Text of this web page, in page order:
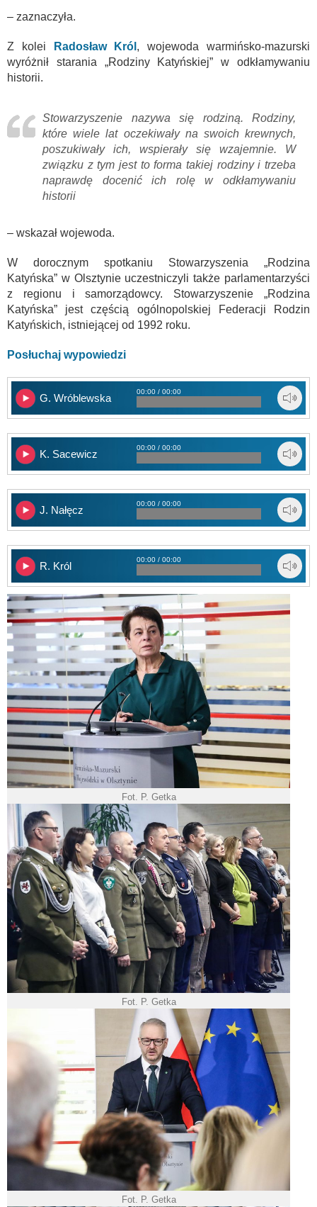
– zaznaczyła.
Z kolei Radosław Król , wojewoda warmińsko-mazurski
wyróżnił starania „Rodziny Katyńskiej” w odkłamywaniu
historii.
Stowarzyszenie nazywa się rodziną. Rodziny,
które wiele lat oczekiwały na swoich krewnych,
poszukiwały ich, wspierały się wzajemnie. W
związku z tym jest to forma takiej rodziny i trzeba
naprawdę docenić ich rolę w odkłamywaniu
historii
– wskazał wojewoda.
W dorocznym spotkaniu Stowarzyszenia „Rodzina
Katyńska” w Olsztynie uczestniczyli także parlamentarzyści
z regionu i samorządowcy. Stowarzyszenie „Rodzina
Katyńska” jest częścią ogólnopolskiej Federacji Rodzin
Katyńskich, istniejącej od 1992 roku.
Posłuchaj wypowiedzi
G. Wróblewska
00:00 / 00:00
K. Sacewicz
00:00 / 00:00
J. Nałęcz
00:00 / 00:00
R. Król
00:00 / 00:00
Fot. P. Getka
Fot. P. Getka
Fot. P. Getka